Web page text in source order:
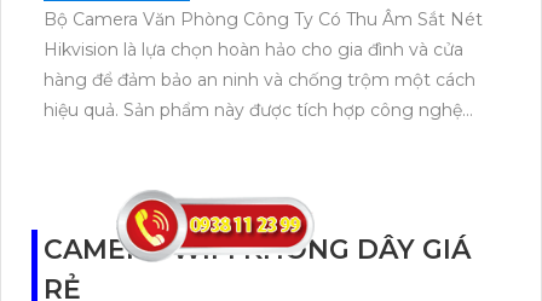
Bộ Camera Văn Phòng Công Ty Có Thu Âm Sắt Nét
Hikvision là lựa chọn hoàn hảo cho gia đình và cửa
hàng để đảm bảo an ninh và chống trộm một cách
hiệu quả. Sản phẩm này được tích hợp công nghệ
không chỉ chụp hình sắt nét mà còn có khả năng thu
âm cao cấp, giúp lưu giữ các dữ liệu âm thanh quan
trọng. Với mức giá rẻ nhưng đảm bảo uy tín và chất
lượng, sản phẩm này đã khẳng định được vị thế của
CAMERA WIFI KHÔNG DÂY GIÁ
RẺ